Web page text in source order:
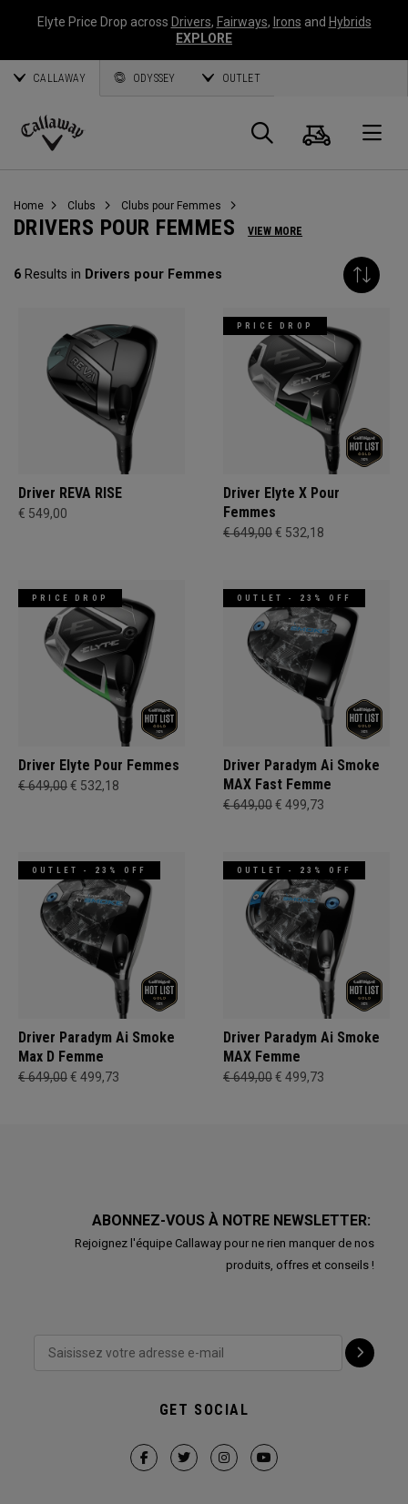
Elyte Price Drop across Drivers, Fairways, Irons and Hybrids
EXPLORE
CALLAWAY ODYSSEY OUTLET
Callaway
Panier
Home Clubs Clubs pour Femmes
DRIVERS POUR FEMMES VIEW MORE
6 Results in Drivers pour Femmes
Driver REVA RISE
€ 549,00
PRICE DROP
Driver Elyte X Pour
Femmes
€ 649,00€ 532,18
PRICE DROP
Driver Elyte Pour Femmes
€ 649,00€ 532,18
OUTLET - 23% OFF
Driver Paradym Ai Smoke
MAX Fast Femme
€ 649,00€ 499,73
OUTLET - 23% OFF
Driver Paradym Ai Smoke
Max D Femme
€ 649,00€ 499,73
OUTLET - 23% OFF
Driver Paradym Ai Smoke
MAX Femme
€ 649,00€ 499,73
ABONNEZ-VOUS À NOTRE NEWSLETTER:
Rejoignez l'équipe Callaway pour ne rien manquer de nos
produits, offres et conseils !
GET SOCIAL